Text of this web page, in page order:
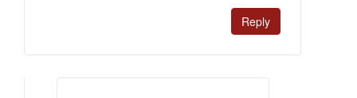
Reply